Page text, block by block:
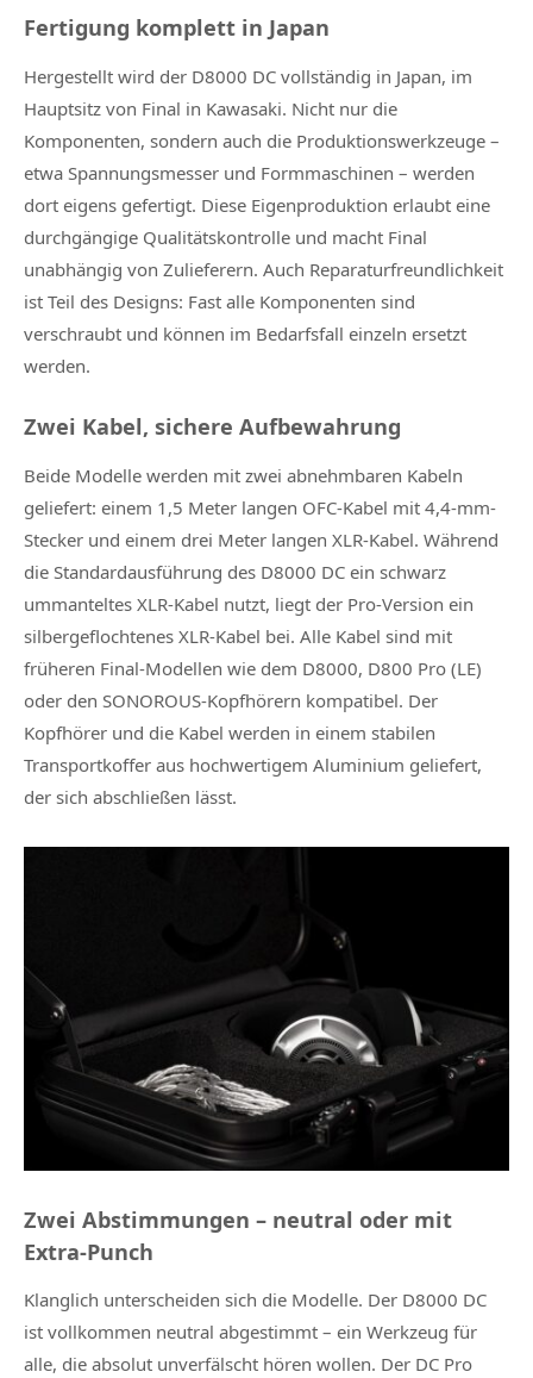
Fertigung komplett in Japan
Hergestellt wird der D8000 DC vollständig in Japan, im
Hauptsitz von Final in Kawasaki. Nicht nur die
Komponenten, sondern auch die Produktionswerkzeuge –
etwa Spannungsmesser und Formmaschinen – werden
dort eigens gefertigt. Diese Eigenproduktion erlaubt eine
durchgängige Qualitätskontrolle und macht Final
unabhängig von Zulieferern. Auch Reparaturfreundlichkeit
ist Teil des Designs: Fast alle Komponenten sind
verschraubt und können im Bedarfsfall einzeln ersetzt
werden.
Zwei Kabel, sichere Aufbewahrung
Beide Modelle werden mit zwei abnehmbaren Kabeln
geliefert: einem 1,5 Meter langen OFC-Kabel mit 4,4-mm-
Stecker und einem drei Meter langen XLR-Kabel. Während
die Standardausführung des D8000 DC ein schwarz
ummanteltes XLR-Kabel nutzt, liegt der Pro-Version ein
silbergeflochtenes XLR-Kabel bei. Alle Kabel sind mit
früheren Final-Modellen wie dem D8000, D800 Pro (LE)
oder den SONOROUS-Kopfhörern kompatibel. Der
Kopfhörer und die Kabel werden in einem stabilen
Transportkoffer aus hochwertigem Aluminium geliefert,
der sich abschließen lässt.
Zwei Abstimmungen – neutral oder mit
Extra-Punch
Klanglich unterscheiden sich die Modelle. Der D8000 DC
ist vollkommen neutral abgestimmt – ein Werkzeug für
alle, die absolut unverfälscht hören wollen. Der DC Pro